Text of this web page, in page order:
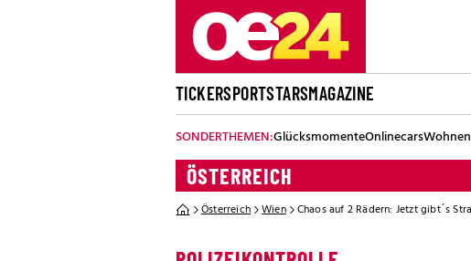
TICKERSPORTSTARSMAGAZINE
SONDERTHEMEN:GlücksmomenteOnlinecars
ÖSTERREICH
Österreich Wien Chaos auf 2 Rädern: Jetzt gibt´s